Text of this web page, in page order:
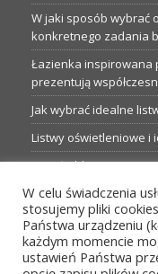
W jaki sposób wybrać
konkretnego zadania
Łazienka inspirowana
prezentują
Jak wybrać idealne
Listwy oświetleniowe i
Garaże blaszane:
Profesjonalne
Proste metamorfozy
pomysłów
W celu świadczenia
stosujemy pliki
Państwa urządzeniu
każdym momencie
ustawień Państwa